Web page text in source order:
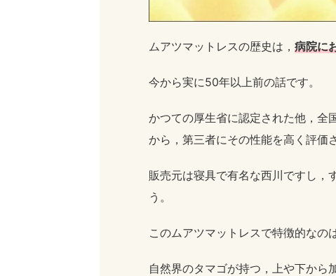
ムアツマットレスの歴史は， 病院に
今から実に50年以上前の話です。
かつての厚生省に認定された他，全
から，第三者にその性能を高く評価
販売元は寝具で有名な西川ですし
う。
このムアツマットレスで特徴的なの
自然界のタマゴが持つ，上や下から